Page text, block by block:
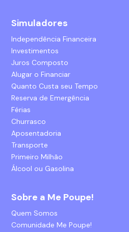
Simuladores
Independência Financeira
Investimentos
Juros Composto
Alugar o Financiar
Quanto Custa seu Tempo
Reserva de Emergência
Férias
Churrasco
Aposentadoria
Transporte
Primeiro Milhão
Álcool ou Gasolina
Sobre a Me Poupe!
Quem Somos
Comunidade Me Poupe!